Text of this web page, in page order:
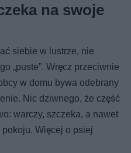
na swoje
siebie w lustrze, nie
„puste”. Wręcz przeciwnie
w domu bywa odebrany
Nic dziwnego, że część
warczy, szczeka, a nawet
pokoju. Więcej o psiej